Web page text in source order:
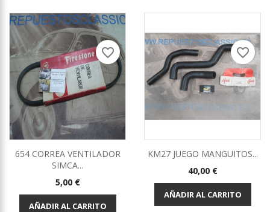
654 CORREA VENTILADOR
SIMCA...
Precio
5,00 €
AÑADIR AL CARRITO
favorite_border
KM27 JUEGO MANGUITOS...
Precio
40,00 €
AÑADIR AL CARRITO
favorite_border